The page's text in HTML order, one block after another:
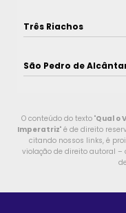
Três Riachos
São Pedro de
O conteúdo do texto "Qual o
Imperatriz" é de direito
citando nossos links, é
violação de direito autoral –